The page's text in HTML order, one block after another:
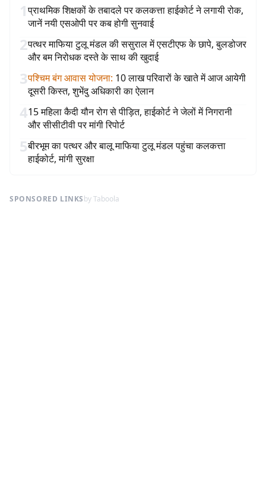
1प्राथमिक शिक्षकों के तबादले पर कलकत्ता हाईकोर्ट ने लगायी रोक,
जानें नयी एसओपी पर कब होगी सुनवाई
2पत्थर माफिया टुलू मंडल की ससुराल में एसटीएफ के छापे, बुलडोजर
और बम निरोधक दस्ते के साथ की खुदाई
3पश्चिम बंग आवास योजना: 10 लाख परिवारों के खाते में आज आयेगी
दूसरी किस्त, शुभेंदु अधिकारी का ऐलान
415 महिला कैदी यौन रोग से पीड़ित, हाईकोर्ट ने जेलों में निगरानी
और सीसीटीवी पर मांगी रिपोर्ट
5बीरभूम का पत्थर और बालू माफिया टुलू मंडल पहुंचा कलकत्ता
हाईकोर्ट, मांगी सुरक्षा
SPONSORED LINKSby Taboola